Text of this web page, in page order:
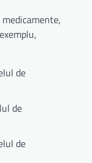
de
de
de